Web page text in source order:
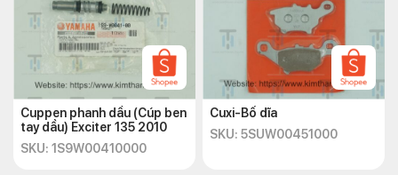
Cuppen phanh dầu (Cúp ben
tay dầu) Exciter 135 2010
SKU: 1S9W00410000
Cuxi-Bố dĩa
SKU: 5SUW00451000